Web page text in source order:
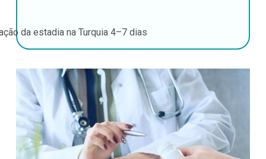
da estadia na Turquia 4–7 dias